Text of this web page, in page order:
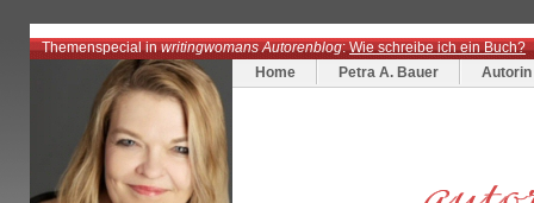
Themenspecial inwritingwomans Autorenblog:Wie schreibe ich ein Buch?
Home
Petra A. Bauer Autorin